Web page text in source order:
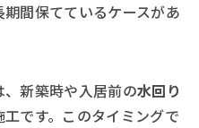
間保てているケースがあ
新築時や入居前の水回り
工です。このタイミングで